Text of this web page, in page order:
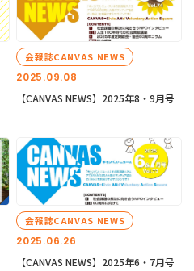
2025.09.08
会報誌CANVAS NEWS
【CANVAS NEWS】2025年8・9月号
2025.06.26
会報誌CANVAS NEWS
【CANVAS NEWS】2025年6・7月号